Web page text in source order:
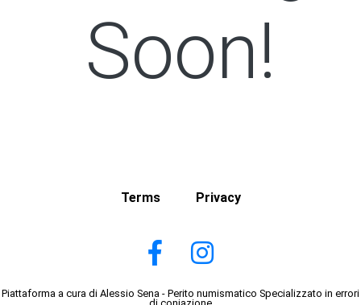
Soon!
Terms Privacy
Piattaforma a cura di Alessio Sena - Perito numismatico Specializzato in errori